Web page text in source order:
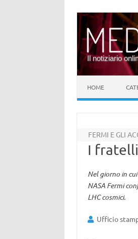
Il notiziario
HOME
FERMI E GLI
I
Nel giorno in
NASA Fermi
LHC cosmici.
Ufficio